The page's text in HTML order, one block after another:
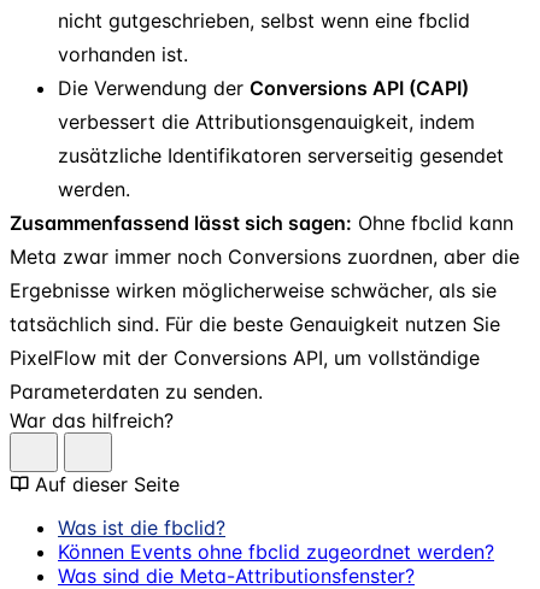
nicht gutgeschrieben, selbst wenn eine fbclid
vorhanden ist.
Die Verwendung der Conversions API (CAPI)
verbessert die Attributionsgenauigkeit, indem
zusätzliche Identifikatoren serverseitig gesendet
werden.
Zusammenfassend lässt sich sagen: Ohne fbclid kann
Meta zwar immer noch Conversions zuordnen, aber die
Ergebnisse wirken möglicherweise schwächer, als sie
tatsächlich sind. Für die beste Genauigkeit nutzen Sie
PixelFlow mit der Conversions API, um vollständige
Parameterdaten zu senden.
War das hilfreich?
Auf dieser Seite
Was ist die fbclid?
Können Events ohne fbclid zugeordnet werden?
Was sind die Meta-Attributionsfenster?